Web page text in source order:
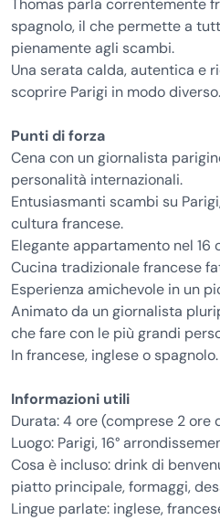
Thomas parla correntemente
spagnolo, il che permette a
pienamente agli scambi.
Una serata calda, autentica e
scoprire Parigi in modo diverso.
Punti di forza
Cena con un giornalista
personalità internazionali.
Entusiasmanti scambi su
cultura francese.
Elegante appartamento nel 16
Cucina tradizionale francese
Esperienza amichevole in un
Animato da un giornalista
che fare con le più grandi
In francese, inglese o spagnolo.
Informazioni utili
Durata: 4 ore (comprese 2 ore
Luogo: Parigi, 16°
Cosa è incluso: drink di
piatto principale, formaggi,
Lingue parlate: inglese,